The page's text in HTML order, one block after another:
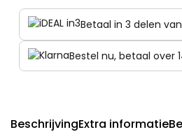
Betaal in 3 delen van
Bestel nu, betaal over
BeschrijvingExtra informatie